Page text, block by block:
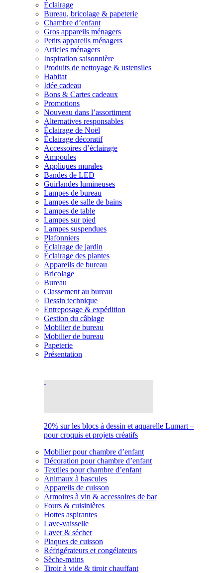
Éclairage
Bureau, bricolage & papeterie
Chambre d’enfant
Gros appareils ménagers
Petits appareils ménagers
Articles ménagers
Inspiration saisonnière
Produits de nettoyage & ustensiles
Habitat
Idée cadeau
Bons & Cartes cadeaux
Promotions
Nouveau dans l’assortiment
Alternatives responsables
Éclairage de Noël
Éclairage décoratif
Accessoires d’éclairage
Ampoules
Appliques murales
Bandes de LED
Guirlandes lumineuses
Lampes de bureau
Lampes de salle de bains
Lampes de table
Lampes sur pied
Lampes suspendues
Plafonniers
Éclairage de jardin
Éclairage des plantes
Appareils de bureau
Bricolage
Bureau
Classement au bureau
Dessin technique
Entreposage & expédition
Gestion du câblage
Mobilier de bureau
Mobilier de bureau
Papeterie
Présentation
20% sur les blocs à dessin et aquarelle Lumart –
pour croquis et projets créatifs
Mobilier pour chambre d’enfant
Décoration pour chambre d’enfant
Textiles pour chambre d’enfant
Animaux à bascules
Appareils de cuisson
Armoires à vin & accessoires de bar
Fours & cuisinières
Hottes aspirantes
Lave-vaisselle
Laver & sécher
Plaques de cuisson
Réfrigérateurs et congélateurs
Sèche-mains
Tiroir à vide & tiroir chauffant